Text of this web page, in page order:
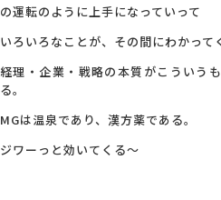
の運転のように上手になっていって
いろいろなことが、その間にわかって
経理・企業・戦略の本質がこういう
る。
MGは温泉であり、漢方薬である。
ジワーっと効いてくる～